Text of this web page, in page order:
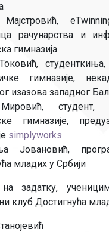
рачунарства и
гимназија
гимназије,
изазова западног
студент,
гимназије,
simplyworks
Јовановић,
младих у Србији
задатку,
клуб Достигнућа